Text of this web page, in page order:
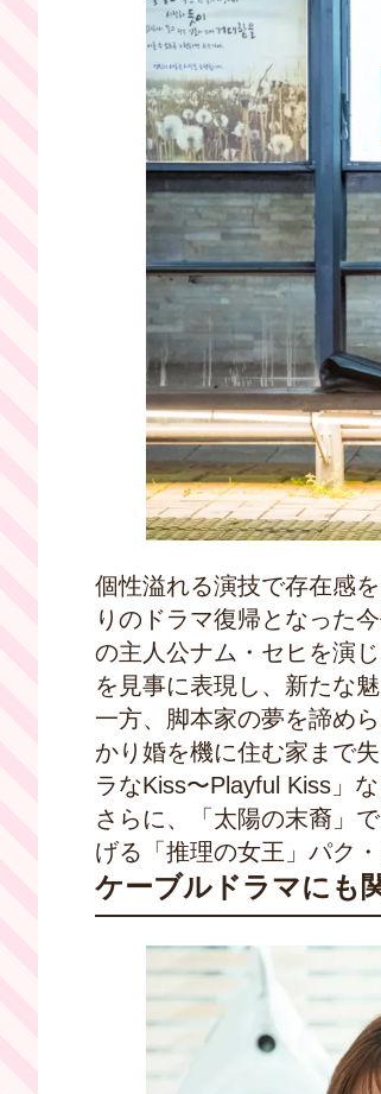
個性溢れる演技で存在感
りのドラマ復帰となった
の主人公ナム・セヒを演
を見事に表現し、新たな
一方、脚本家の夢を諦め
かり婚を機に住む家まで
ラなKiss〜Playful Kiss」
さらに、「太陽の末裔」
げる「推理の女王」パク
ケーブルドラマにも